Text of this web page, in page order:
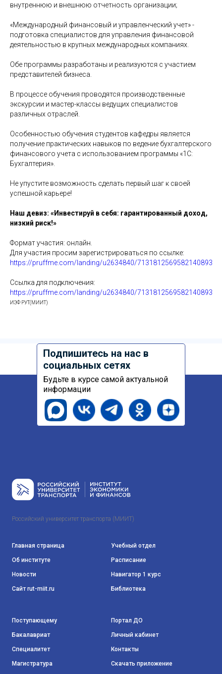
внутреннюю и внешнюю отчетность организации;
«Международный финансовый и управленческий учет» -
подготовка специалистов для управления финансовой
деятельностью в крупных международных компаниях.
Обе программы разработаны и реализуются с участием
представителей бизнеса.
В процессе обучения проводятся производственные
экскурсии и мастер-классы ведущих специалистов
различных отраслей.
Особенностью обучения студентов кафедры является
получение практических навыков по ведение бухгалтерского
финансового учета с использованием программы «1С:
Бухгалтерия».
Не упустите возможность сделать первый шаг к своей
успешной карьере!
Наш девиз: «Инвестируй в себя: гарантированный доход,
низкий риск!»
Формат участия: онлайн.
Для участия просим зарегистрироваться по ссылке:
https://pruffme.com/landing/u2634840/7131812569582140893
Ссылка для подключения:
https://pruffme.com/landing/u2634840/7131812569582140893
ИЭФ РУТ(МИИТ)
Подпишитесь на нас в
социальных сетях
Будьте в курсе самой актуальной
информации
Российский университет транспорта (МИИТ)
Главная страница
Об институте
Новости
Сайт rut-miit.ru
Учебный отдел
Расписание
Навигатор 1 курс
Библиотека
Поступающему
Бакалавриат
Специалитет
Магистратура
Портал ДО
Личный кабинет
Контакты
Скачать приложение